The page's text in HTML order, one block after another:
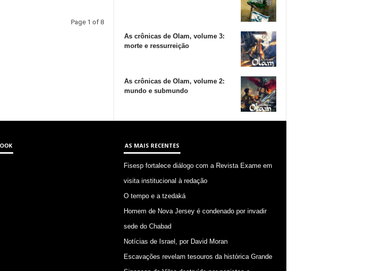
Page 1 of 8
As crônicas de Olam, volume 3:
morte e ressurreição
As crônicas de Olam, volume 2:
mundo e submundo
AS MAIS RECENTES
Fisesp fortalece diálogo com a Revista Exame em
visita institucional à redação
O tempo e a tzedaká
Homem de Nova Jersey é condenado por invadir
sede do Chabad
Notícias de Israel, por David Moran
Escavações revelam tesouros da histórica Grande